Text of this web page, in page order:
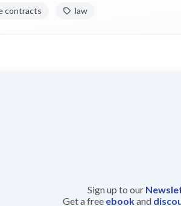
contracts law
Sign up to our
Get a free ebookand